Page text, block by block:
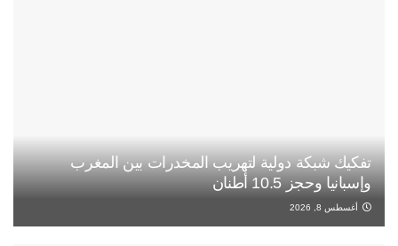
تفكيك شبكة دولية لتهريب المخدرات بين المغرب
وإسبانيا وحجز 10.5 أطنان
أغسطس 8, 2026